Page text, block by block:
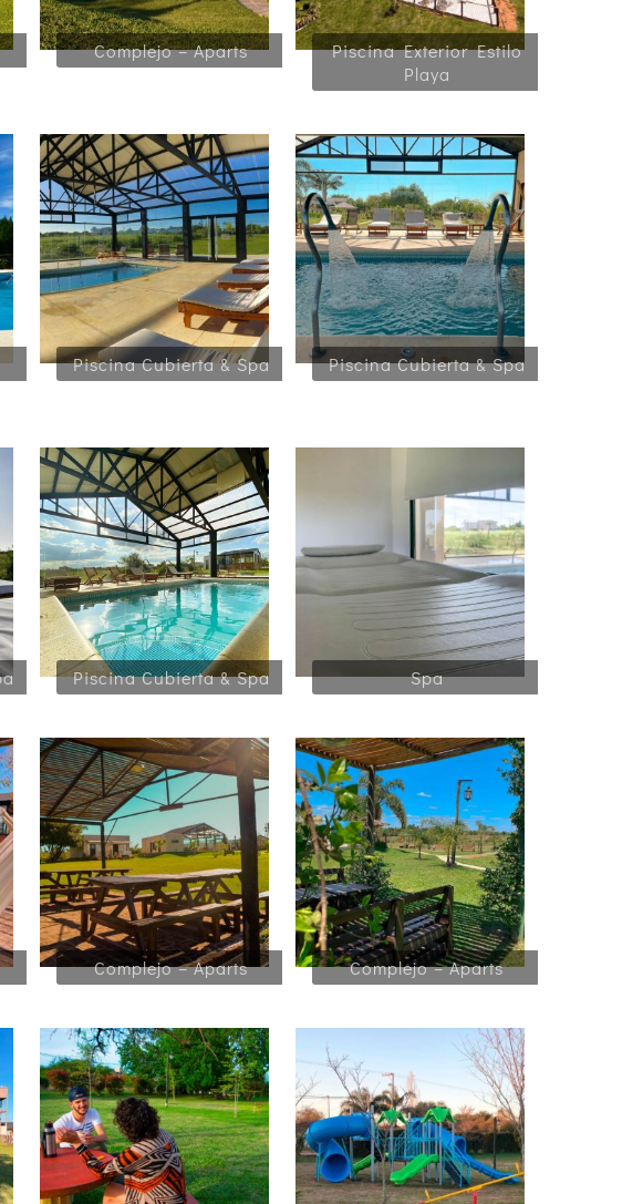
Complejo – Aparts
Piscina Exterior Estilo
Playa
Piscina Cubierta & Spa Piscina Cubierta & Spa
Piscina Cubierta & Spa Spa
Complejo – Aparts Complejo – Aparts